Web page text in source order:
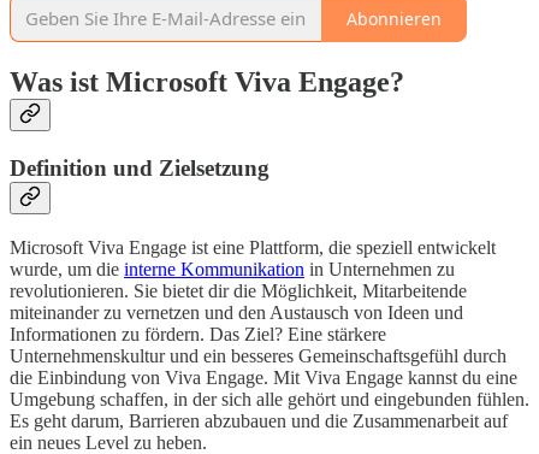
Abonnieren
Was ist Microsoft Viva Engage?
Definition und Zielsetzung
Microsoft Viva Engage ist eine Plattform, die speziell entwickelt
wurde, um die interne Kommunikation in Unternehmen zu
revolutionieren. Sie bietet dir die Möglichkeit, Mitarbeitende
miteinander zu vernetzen und den Austausch von Ideen und
Informationen zu fördern. Das Ziel? Eine stärkere
Unternehmenskultur und ein besseres Gemeinschaftsgefühl durch
die Einbindung von Viva Engage. Mit Viva Engage kannst du eine
Umgebung schaffen, in der sich alle gehört und eingebunden fühlen.
Es geht darum, Barrieren abzubauen und die Zusammenarbeit auf
ein neues Level zu heben.